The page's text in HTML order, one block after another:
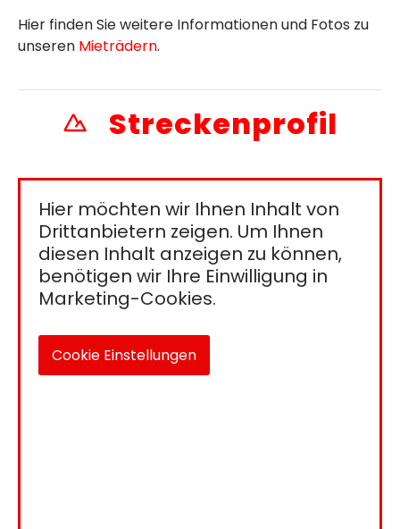
Hier finden Sie weitere Informationen und Fotos zu
unseren Mieträdern.
Streckenprofil
Hier möchten wir Ihnen Inhalt von
Drittanbietern zeigen. Um Ihnen
diesen Inhalt anzeigen zu können,
benötigen wir Ihre Einwilligung in
Marketing-Cookies.
Cookie Einstellungen